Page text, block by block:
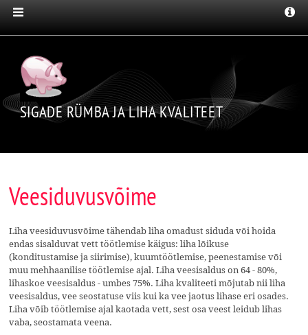
SIGADE RÜMBA JA LIHA KVALITEET
Veesiduvusvõime
Liha veesiduvusvõime tähendab liha omadust siduda või hoida
endas sisalduvat vett töötlemise käigus: liha lõikuse
(konditustamise ja siirimise), kuumtöötlemise, peenestamise või
muu meh­haanilise töötlemise ajal. Liha veesisaldus on 64 - 80%,
lihaskoe veesisaldus - umbes 75%. Liha kvaliteeti mõjutab nii liha
veesisaldus, vee seostatuse viis kui ka vee jaotus lihase eri osades.
Liha võib töötlemise ajal kaotada vett, sest osa veest leidub lihas
vaba, seostamata veena.